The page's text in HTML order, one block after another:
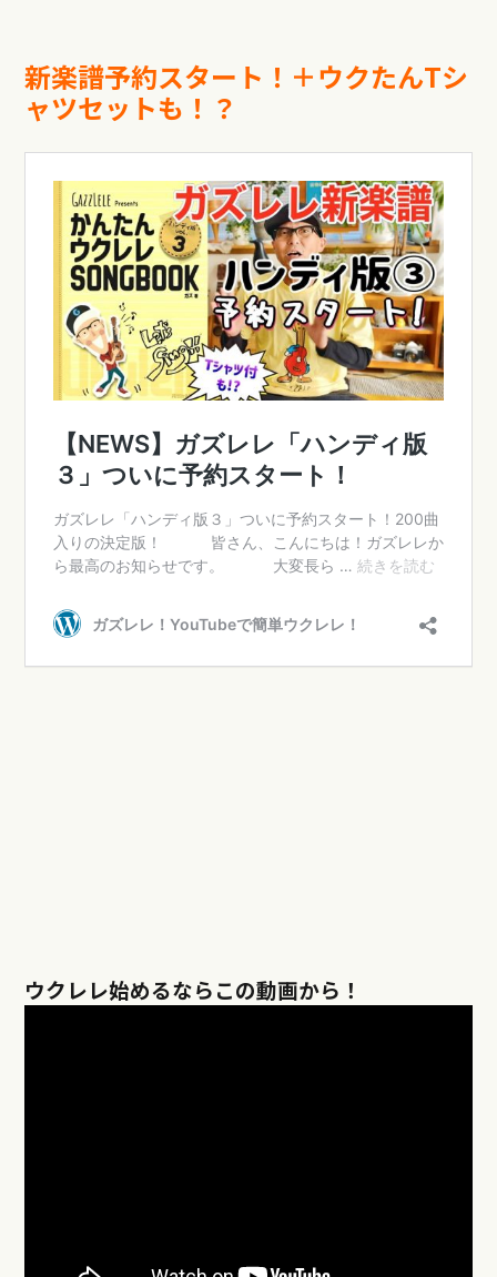
新楽譜予約スタート！＋ウクたんTシ
ャツセットも！？
ウクレレ始めるならこの動画から！